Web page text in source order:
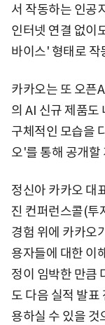
서 작동하는 인공
인터넷 연결 없이
바이스' 형태로 작
카카오는 또 오픈
의 AI 신규 제품도
구체적인 모습을
오'를 통해 공개할
정신아 카카오 대
진 컨퍼런스콜(투
경험 위에 카카오
용자들에 대한 이
정이 임박한 만큼
도 다음 실적 발
용하실 수 있을